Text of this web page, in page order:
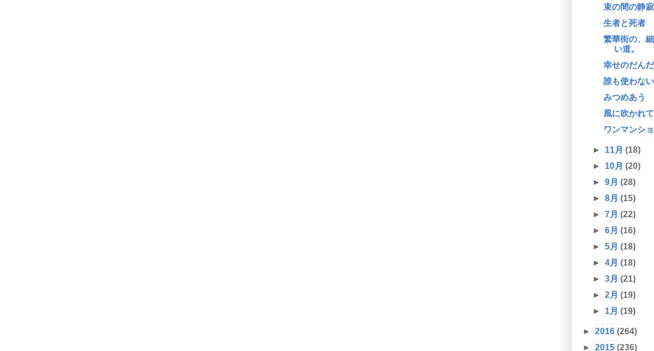
束の間の静寂
生者と死者
繁華街の、
い道。
幸せのだん
誰も使わな
みつめあう
風に吹かれて
ワンマンシ
►11月(18)
►10月(20)
►9月(28)
►8月(15)
►7月(22)
►6月(16)
►5月(18)
►4月(18)
►3月(21)
►2月(19)
►1月(19)
► 2016 (264)
► 2015 (236)